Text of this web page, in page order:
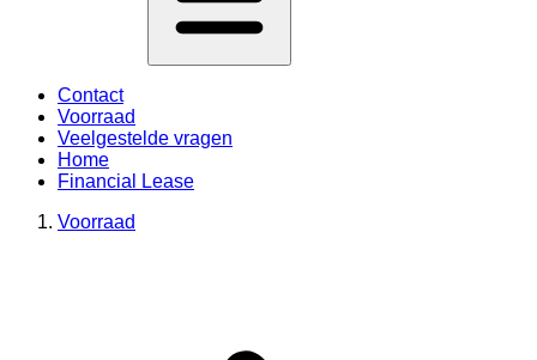
Contact
Voorraad
Veelgestelde vragen
Home
Financial Lease
Voorraad